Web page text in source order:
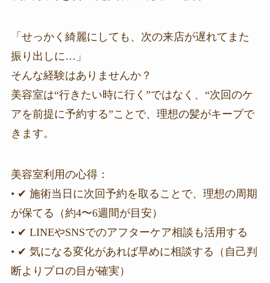
「せっかく綺麗にしても、次の来店が遅れてまた
振り出しに…」
そんな経験はありませんか？
美容室は“行きたい時に行く”ではなく、“次回のケ
アを前提に予約する”ことで、理想の髪がキープで
きます。
美容室利用の心得：
• ✔ 施術当日に次回予約を取ることで、理想の周期
が保てる（約4〜6週間が目安）
• ✔ LINEやSNSでのアフターケア相談も活用する
• ✔ 気になる変化があれば早めに相談する（自己判
断よりプロの目が確実）